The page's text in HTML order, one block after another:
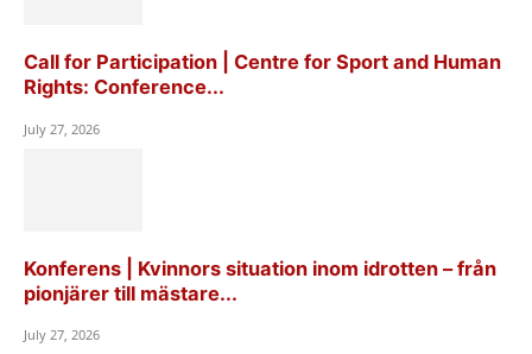
Call for Participation | Centre for Sport and Human
Rights: Conference...
July 27, 2026
Konferens | Kvinnors situation inom idrotten – från
pionjärer till mästare...
July 27, 2026